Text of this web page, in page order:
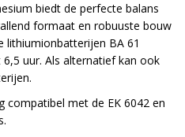
biedt de perfecte balans
formaat en robuuste bouw
lithiumionbatterijen BA 61
uur. Als alternatief kan ook
compatibel met de EK 6042 en